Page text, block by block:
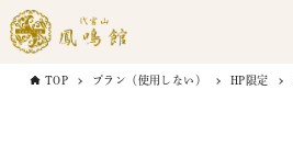
TOP プラン（使用しない） HP限定